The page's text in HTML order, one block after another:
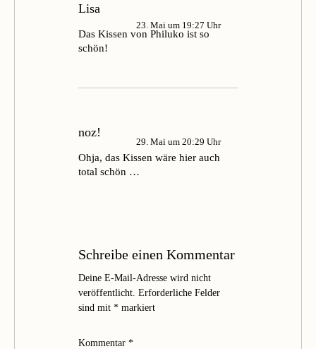
Lisa
23. Mai um 19:27 Uhr
Das Kissen von Philuko ist so
schön!
noz!
29. Mai um 20:29 Uhr
Ohja, das Kissen wäre hier auch
total schön …
Schreibe einen Kommentar
Deine E-Mail-Adresse wird nicht
veröffentlicht. Erforderliche Felder
sind mit * markiert
Kommentar *